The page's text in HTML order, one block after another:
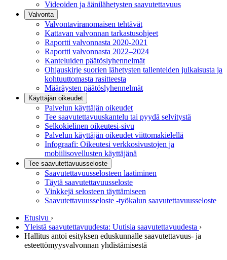
Videoiden ja äänilähetysten saavutettavuus
Valvonta
Valvontaviranomaisen tehtävät
Kattavan valvonnan tarkastusohjeet
Raportti valvonnasta 2020-2021
Raportti valvonnasta 2022–2024
Kanteluiden päätöslyhennelmät
Ohjauskirje suorien lähetysten tallenteiden julkaisusta ja
kohtuuttomasta rasitteesta
Määräysten päätöslyhennelmät
Käyttäjän oikeudet
Palvelun käyttäjän oikeudet
Tee saavutettavuuskantelu tai pyydä selvitystä
Selkokielinen oikeutesi-sivu
Palvelun käyttäjän oikeudet viittomakielellä
Infograafi: Oikeutesi verkkosivustojen ja
mobiilisovellusten käyttäjänä
Tee saavutettavuusseloste
Saavutettavuus­selosteen laatiminen
Täytä saavutettavuusseloste
Vinkkejä selosteen täyttämiseen
Saavutettavuusseloste -työkalun saavutettavuusseloste
Etusivu ›
Yleistä saavutettavuudesta: Uutisia saavutettavuudesta ›
Hallitus antoi esityksen eduskunnalle saavutettavuus- ja
esteettömyysvalvonnan yhdistämisestä